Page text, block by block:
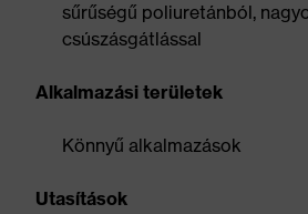
sűrűségű poliuretánból,
csúszásgátlással
Alkalmazási területek
Könnyű alkalmazások
Utasítások